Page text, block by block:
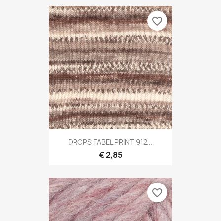
DROPS FABEL PRINT 912...
€ 2,85
favorite_border
favorite_border